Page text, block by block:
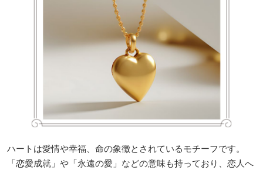
ハートは愛情や幸福、命の象徴とされているモチーフです。
「恋愛成就」や「永遠の愛」などの意味も持っており、恋人へ